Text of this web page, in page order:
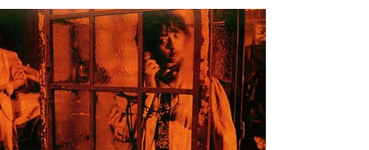
（2013） 監督、脚本
（2013） 監督、脚本
、脚本
監督、脚本
国際映画祭60回記念製作映画〜（2007） 監督
ェンディ（2005） 脚本